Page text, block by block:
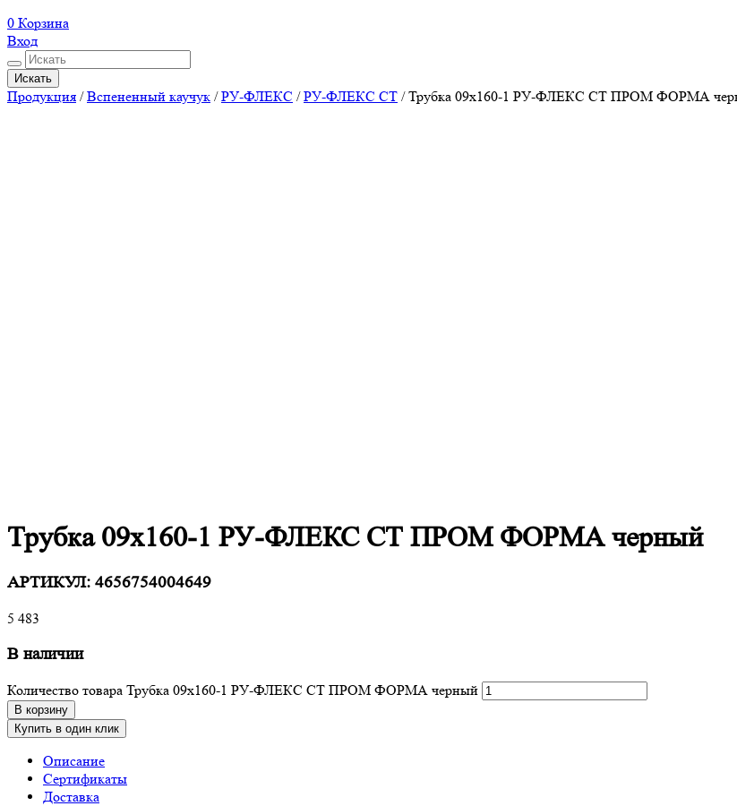
0 Корзина
Вход
Искать
Продукция /Вспененный каучук /РУ-ФЛЕКС /РУ-ФЛЕКС СТ /Трубка 09х160-1 РУ-ФЛЕКС СТ ПРОМ ФОРМА
Трубка 09х160-1 РУ-ФЛЕКС СТ ПРОМ ФОРМА черный
АРТИКУЛ: 4656754004649
5 483
В наличии
Количество товара Трубка 09х160-1 РУ-ФЛЕКС СТ ПРОМ ФОРМА черный
В корзину
Купить в один клик
Описание
Сертификаты
Доставка